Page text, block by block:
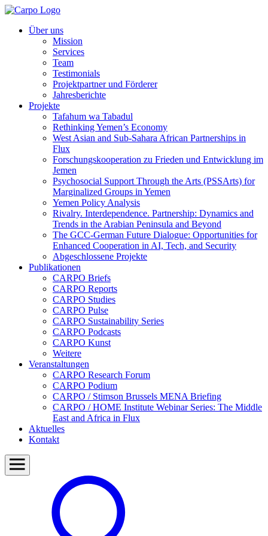
Über uns
Mission
Services
Team
Testimonials
Projektpartner und Förderer
Jahresberichte
Projekte
Tafahum wa Tabadul
Rethinking Yemen’s Economy
West Asian and Sub-Sahara African Partnerships in
Flux
Forschungskooperation zu Frieden und Entwicklung im
Jemen
Psychosocial Support Through the Arts (PSSArts) for
Marginalized Groups in Yemen
Yemen Policy Analysis
Rivalry. Interdependence. Partnership: Dynamics and
Trends in the Arabian Peninsula and Beyond
The GCC-German Future Dialogue: Opportunities for
Enhanced Cooperation in AI, Tech, and Security
Abgeschlossene Projekte
Publikationen
CARPO Briefs
CARPO Reports
CARPO Studies
CARPO Pulse
CARPO Sustainability Series
CARPO Podcasts
CARPO Kunst
Weitere
Veranstaltungen
CARPO Research Forum
CARPO Podium
CARPO / Stimson Brussels MENA Briefing
CARPO / HOME Institute Webinar Series: The Middle
East and Africa in Flux
Aktuelles
Kontakt